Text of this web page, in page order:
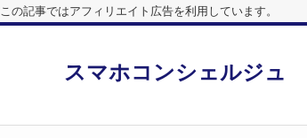
この記事ではアフィリエイト広告を利用しています。
スマホコンシェルジュ